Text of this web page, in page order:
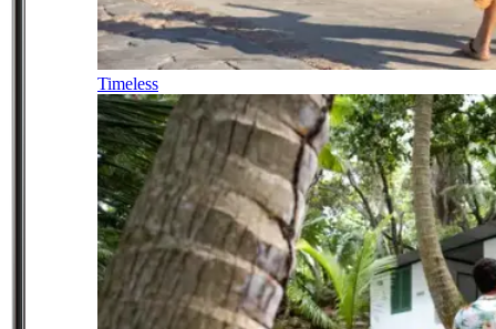
Timeless